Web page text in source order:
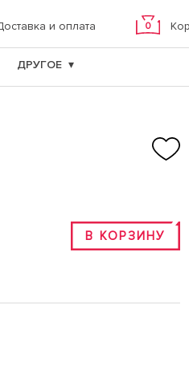
и оплата 0
ДРУГОЕ
В КОРЗИНУ